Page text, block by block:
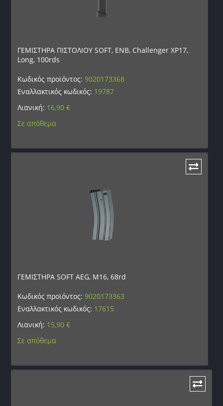
ΓΕΜΙΣΤΗΡΑ ΠΙΣΤΟΛΙΟΥ SOFT, ENB, Challenger XP17,
Long, 100rds
Κωδικός προϊόντος:9020173368
Εναλλακτικός κωδικός: 19787
Λιανική: 16,90€
Σε απόθεμα
ΓΕΜΙΣΤΗΡΑ SOFT AEG, M16, 68rd
Κωδικός προϊόντος:9020173363
Εναλλακτικός κωδικός: 17615
Λιανική: 15,90€
Σε απόθεμα